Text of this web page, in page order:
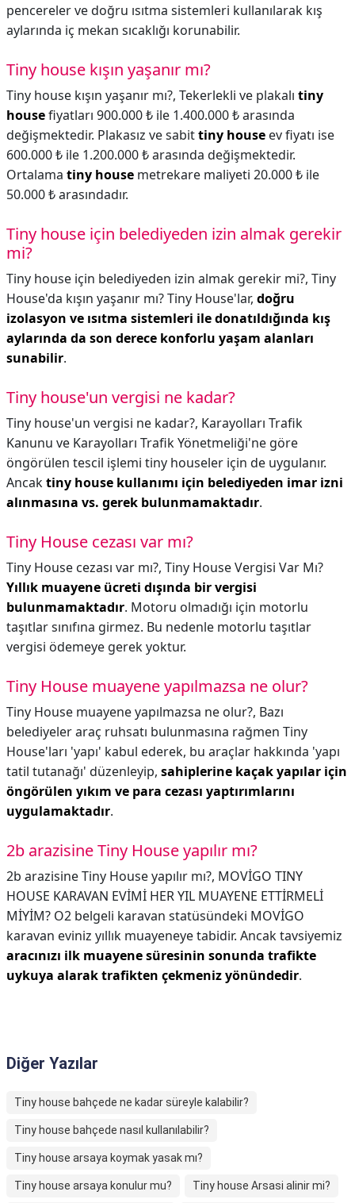
pencereler ve doğru ısıtma sistemleri kullanılarak kış
aylarında iç mekan sıcaklığı korunabilir.
Tiny house kışın yaşanır mı?
Tiny house kışın yaşanır mı?, Tekerlekli ve plakalı tiny
housefiyatları 900.000 ₺ ile 1.400.000 ₺ arasında
değişmektedir. Plakasız ve sabittiny house ev fiyatı ise
600.000 ₺ ile 1.200.000 ₺ arasında değişmektedir.
Ortalama tiny house metrekare maliyeti 20.000 ₺ ile
50.000 ₺ arasındadır.
Tiny house için belediyeden izin almak gerekir
mi?
Tiny house için belediyeden izin almak gerekir mi?, Tiny
House'da kışın yaşanır mı? Tiny House'lar, doğru
izolasyon ve ısıtma sistemleri ile donatıldığında kış
aylarında da son derece konforlu yaşam alanları
sunabilir.
Tiny house'un vergisi ne kadar?
Tiny house'un vergisi ne kadar?, Karayolları Trafik
Kanunu ve Karayolları Trafik Yönetmeliği'ne göre
öngörülen tescil işlemi tiny houseler için de uygulanır.
Ancaktiny house kullanımı için belediyeden imar izni
alınmasına vs. gerek bulunmamaktadır.
Tiny House cezası var mı?
Tiny House cezası var mı?, Tiny House Vergisi Var Mı?
Yıllık muayene ücreti dışında bir vergisi
bulunmamaktadır. Motoru olmadığı için motorlu
taşıtlar sınıfına girmez. Bu nedenle motorlu taşıtlar
vergisi ödemeye gerek yoktur.
Tiny House muayene yapılmazsa ne olur?
Tiny House muayene yapılmazsa ne olur?, Bazı
belediyeler araç ruhsatı bulunmasına rağmen Tiny
House'ları 'yapı' kabul ederek, bu araçlar hakkında 'yapı
tatil tutanağı' düzenleyip, sahiplerine kaçak yapılar için
öngörülen yıkım ve para cezası yaptırımlarını
uygulamaktadır.
2b arazisine Tiny House yapılır mı?
2b arazisine Tiny House yapılır mı?, MOVİGO TINY
HOUSE KARAVAN EVİMİ HER YIL MUAYENE ETTİRMELİ
MİYİM? O2 belgeli karavan statüsündeki MOVİGO
karavan eviniz yıllık muayeneye tabidir. Ancak tavsiyemiz
aracınızı ilk muayene süresinin sonunda trafikte
uykuya alarak trafikten çekmeniz yönündedir.
Diğer Yazılar
Tiny house bahçede ne kadar süreyle kalabilir?
Tiny house bahçede nasıl kullanılabilir?
Tiny house arsaya koymak yasak mı?
Tiny house arsaya konulur mu? Tiny house Arsasi alinir mi?